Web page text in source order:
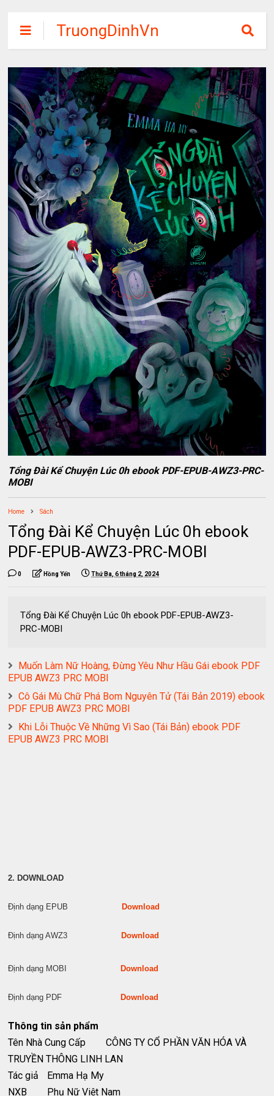
TruongDinhVn
Chia sẽ ebook,
các khóa học,
phần mềm học
tập miễn phí
Tổng Đài Kể Chuyện Lúc 0h ebook PDF-EPUB-AWZ3-PRC-
MOBI
Home Sách
Tổng Đài Kể Chuyện Lúc 0h ebook
PDF-EPUB-AWZ3-PRC-MOBI
0 Hồng Yến Thứ Ba, 6 tháng 2, 2024
Tổng Đài Kể Chuyện Lúc 0h ebook PDF-EPUB-AWZ3-
PRC-MOBI
Muốn Làm Nữ Hoàng, Đừng Yêu Như Hầu Gái ebook PDF
EPUB AWZ3 PRC MOBI
Cô Gái Mù Chữ Phá Bom Nguyên Tử (Tái Bản 2019) ebook
PDF EPUB AWZ3 PRC MOBI
Khi Lỗi Thuộc Về Những Vì Sao (Tái Bản) ebook PDF
EPUB AWZ3 PRC MOBI
2. DOWNLOAD
Định dạng EPUB Download
Định dạng AWZ3 Download
Định dạng MOBI Download
Định dạng PDF Download
Thông tin sản phẩm
Tên Nhà Cung Cấp
CÔNG TY CỔ PHẦN VĂN HÓA VÀ
TRUYỀN THÔNG LINH LAN
Tác giả
Emma Hạ My
NXB
Phụ Nữ Việt Nam